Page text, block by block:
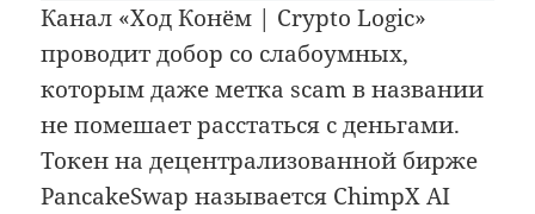
Канал «Ход Конём | Crypto Logic»
проводит добор со слабоумных,
которым даже метка scam в названии
не помешает расстаться с деньгами.
Токен на децентрализованной бирже
PancakeSwap называется ChimpX AI